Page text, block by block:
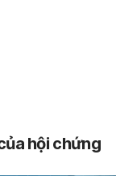
hội chứng